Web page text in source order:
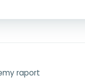
raport